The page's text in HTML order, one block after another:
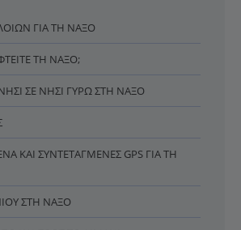
ΓΙΑ ΤΗ ΝΆΞΟ
ΤΗ ΝΆΞΟ;
ΣΕ ΝΗΣΊ ΓΎΡΩ ΣΤΗ ΝΆΞΟ
ΚΑΙ ΣΥΝΤΕΤΑΓΜΈΝΕΣ GPS ΓΙΑ ΤΗ
ΣΤΗ ΝΆΞΟ